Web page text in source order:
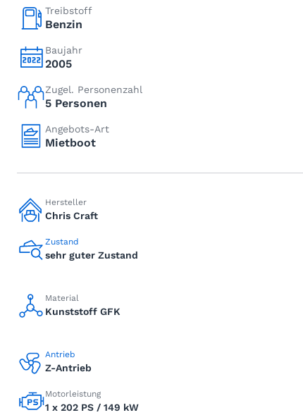
Treibstoff
Benzin
Baujahr
2005
Zugel. Personenzahl
5 Personen
Angebots-Art
Mietboot
Hersteller
Chris Craft
Zustand
sehr guter Zustand
Material
Kunststoff GFK
Antrieb
Z-Antrieb
Motorleistung
1 x 202 PS / 149 kW